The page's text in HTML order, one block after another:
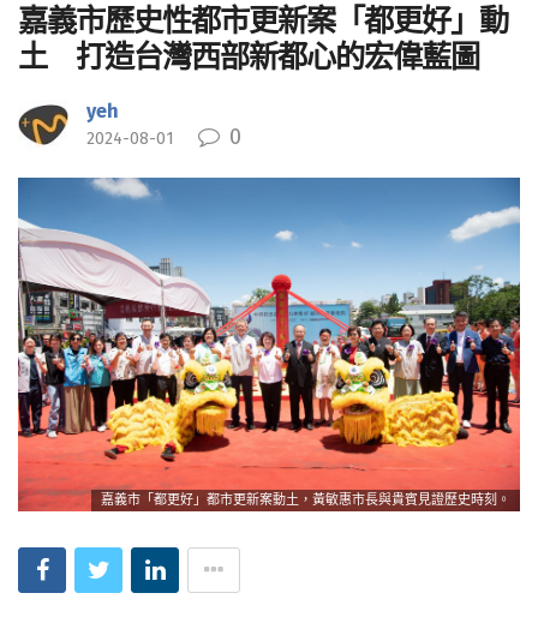
嘉義市歷史性都市更新案「都更好」動
土 打造台灣西部新都心的宏偉藍圖
yeh
2024-08-01 0
嘉義市「都更好」都市更新案動土，黃敏惠市長與貴賓見證歷史時刻。